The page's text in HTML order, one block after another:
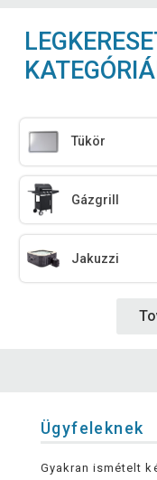
Tükör
Gázgrill
Jakuzzi
Ügyfeleknek
Gyakran ismételt